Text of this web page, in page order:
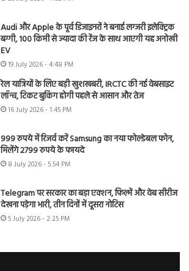
Audi और Apple के पूर्व डिजाइनरों ने बनाई लग्जरी इलेक्ट्रिक
बग्गी, 100 किमी से ज्यादा की रेंज के साथ आएगी यह अनोखी
EV
19 July 2026 - 4:48 PM
रेल यात्रियों के लिए बड़ी खुशखबरी, IRCTC की नई वेबसाइट
लॉन्च, टिकट बुकिंग होगी पहले से आसान और तेज
16 July 2026 - 1:45 PM
999 रुपये में रिजर्व करें Samsung का नया फोल्डेबल फोन,
मिलेंगे 2799 रुपये के फायदे
8 July 2026 - 5:54 PM
Telegram पर सरकार का बड़ा एक्शन, फिल्में और वेब सीरीज
देखना पड़ेगा भारी, तीन दिनों में दूसरा नोटिस
5 July 2026 - 2:25 PM